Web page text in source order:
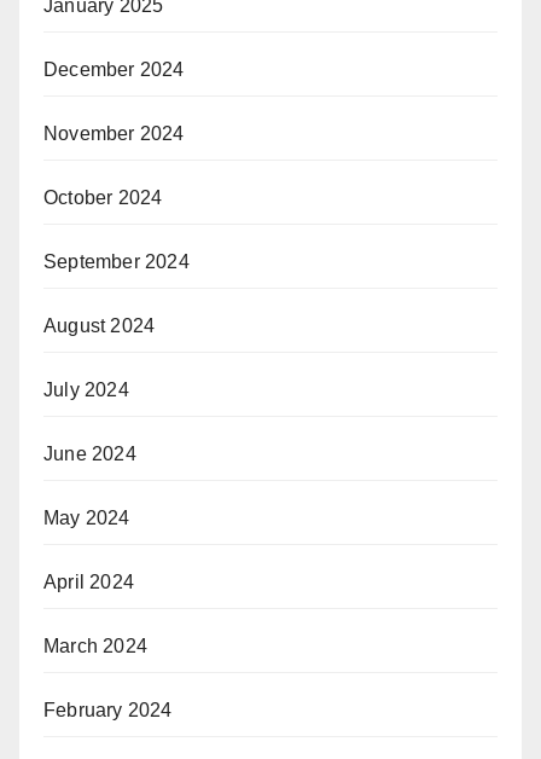
January 2025
December 2024
November 2024
October 2024
September 2024
August 2024
July 2024
June 2024
May 2024
April 2024
March 2024
February 2024